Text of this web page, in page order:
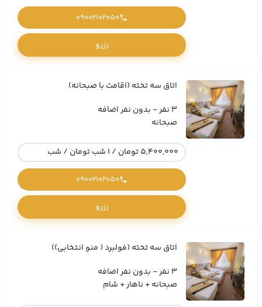
09002102050
رزرو
اتاق سه تخته (اقامت با صبحانه)
3 نفر - بدون نفر اضافه
صبحانه
5,400,000 تومان / 1 شب تومان / شب
09002102050
رزرو
اتاق سه تخته (فولبرد ( منو انتخابی))
3 نفر - بدون نفر اضافه
صبحانه + ناهار + شام